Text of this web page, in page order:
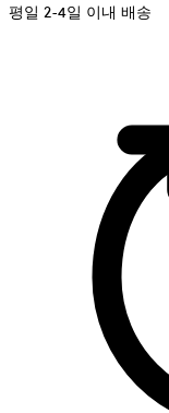
평일 2-4일 이내 배송